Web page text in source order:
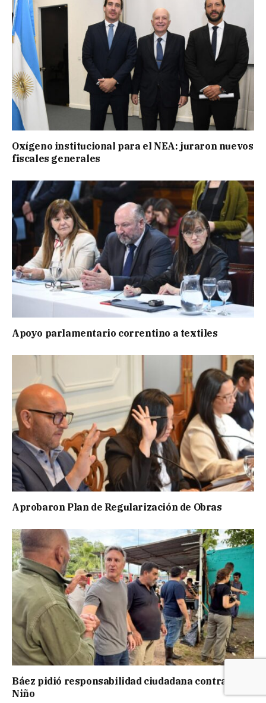
Oxígeno institucional para el NEA: juraron nuevos
fiscales generales
Apoyo parlamentario correntino a textiles
Aprobaron Plan de Regularización de Obras
Báez pidió responsabilidad ciudadana contra El
Niño